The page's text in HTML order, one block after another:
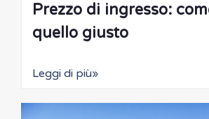
Prezzo di ingresso:
quello giusto
Leggi di più»